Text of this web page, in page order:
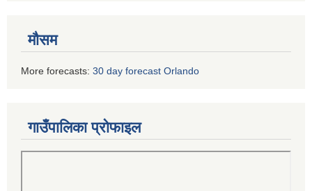
मौसम
More forecasts: 30 day forecast Orlando
गाउँपालिका प्रोफाइल